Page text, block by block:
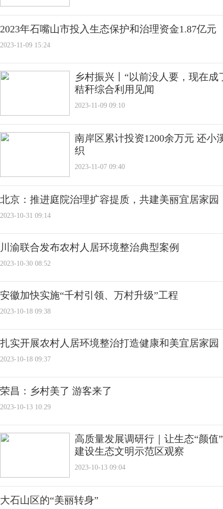
2023年石嘴山市投入生态保护和治理资金1.87亿元
2023-11-09 15:24
乡村振兴丨“以前没人要，现在
秸秆综合利用见闻
2023-11-09 09:10
南岸区累计投资1200余万元 还小
织
2023-11-07 09:40
北京：推进庭院治理扩容提质，共建美丽宜居家园
2023-10-31 09:14
川渝联合发布农村人居环境整治典型案例
2023-10-30 08:52
安徽加快实施“千村引领、万村升级”工程
2023-10-18 09:38
扎实开展农村人居环境整治打造健康和美宜居家园
2023-10-18 09:37
荣昌：乡村美了 游客来了
2023-10-13 10:29
高质量发展调研行｜让生态“颜
建设生态文明示范区观察
2023-10-13 09:04
大石山区的“美丽转身”